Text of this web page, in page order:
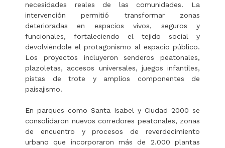
necesidades reales de las comunidades. La
intervención permitió transformar zonas
deterioradas en espacios vivos, seguros y
funcionales, fortaleciendo el tejido social y
devolviéndole el protagonismo al espacio público.
Los proyectos incluyeron senderos peatonales,
plazoletas, accesos universales, juegos infantiles,
pistas de trote y amplios componentes de
paisajismo.
En parques como Santa Isabel y Ciudad 2000 se
consolidaron nuevos corredores peatonales, zonas
de encuentro y procesos de reverdecimiento
urbano que incorporaron más de 2.000 plantas